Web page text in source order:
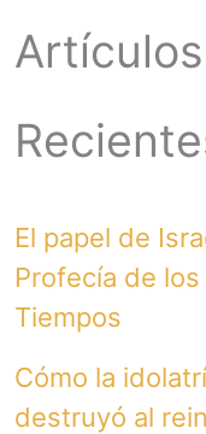
Artículos
El papel de
Profecía de
Tiempos
Cómo la
destruyó al